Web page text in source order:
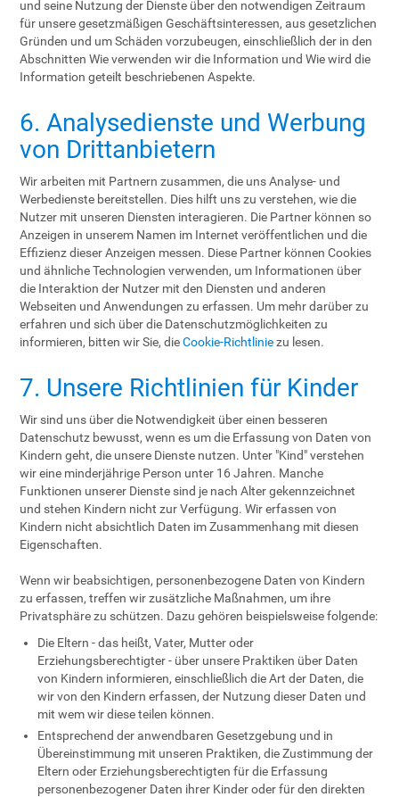
und seine Nutzung der Dienste über den notwendigen Zeitraum
für unsere gesetzmäßigen Geschäftsinteressen, aus gesetzlichen
Gründen und um Schäden vorzubeugen, einschließlich der in den
Abschnitten Wie verwenden wir die Information und Wie wird die
Information geteilt beschriebenen Aspekte.
6. Analysedienste und Werbung
von Drittanbietern
Wir arbeiten mit Partnern zusammen, die uns Analyse- und
Werbedienste bereitstellen. Dies hilft uns zu verstehen, wie die
Nutzer mit unseren Diensten interagieren. Die Partner können so
Anzeigen in unserem Namen im Internet veröffentlichen und die
Effizienz dieser Anzeigen messen. Diese Partner können Cookies
und ähnliche Technologien verwenden, um Informationen über
die Interaktion der Nutzer mit den Diensten und anderen
Webseiten und Anwendungen zu erfassen. Um mehr darüber zu
erfahren und sich über die Datenschutzmöglichkeiten zu
informieren, bitten wir Sie, dieCookie-Richtliniezu lesen.
7. Unsere Richtlinien für Kinder
Wir sind uns über die Notwendigkeit über einen besseren
Datenschutz bewusst, wenn es um die Erfassung von Daten von
Kindern geht, die unsere Dienste nutzen. Unter "Kind" verstehen
wir eine minderjährige Person unter 16 Jahren. Manche
Funktionen unserer Dienste sind je nach Alter gekennzeichnet
und stehen Kindern nicht zur Verfügung. Wir erfassen von
Kindern nicht absichtlich Daten im Zusammenhang mit diesen
Eigenschaften.
Wenn wir beabsichtigen, personenbezogene Daten von Kindern
zu erfassen, treffen wir zusätzliche Maßnahmen, um ihre
Privatsphäre zu schützen. Dazu gehören beispielsweise folgende:
Die Eltern - das heißt, Vater, Mutter oder
Erziehungsberechtigter - über unsere Praktiken über Daten
von Kindern informieren, einschließlich die Art der Daten, die
wir von den Kindern erfassen, der Nutzung dieser Daten und
mit wem wir diese teilen können.
Entsprechend der anwendbaren Gesetzgebung und in
Übereinstimmung mit unseren Praktiken, die Zustimmung der
Eltern oder Erziehungsberechtigten für die Erfassung
personenbezogener Daten ihrer Kinder oder für den direkten